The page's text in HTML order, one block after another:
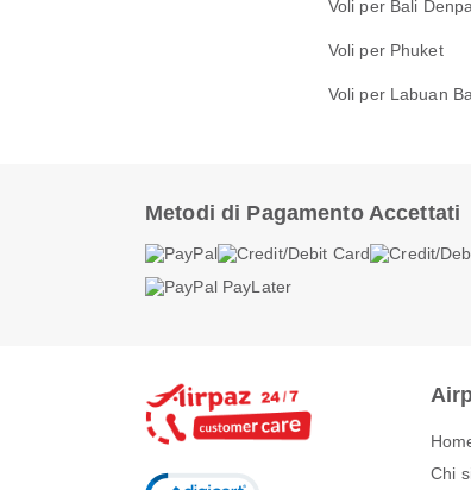
Voli per Bali
Voli per Phuket
Voli per Labuan
Metodi di Pagamento Accettati
Chi